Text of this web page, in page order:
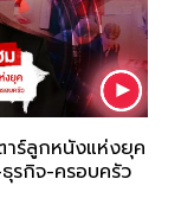
าร์ลูกหนังแห่งยุค
รกิจ-ครอบครัว